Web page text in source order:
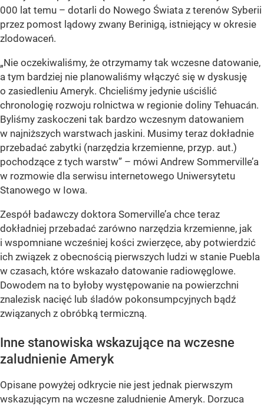
000 lat temu – dotarli do Nowego Świata z terenów Syberii
przez pomost lądowy zwany Berinigą, istniejący w okresie
zlodowaceń.
„Nie oczekiwaliśmy, że otrzymamy tak wczesne datowanie,
a tym bardziej nie planowaliśmy włączyć się w dyskusję
o zasiedleniu Ameryk. Chcieliśmy jedynie uściślić
chronologię rozwoju rolnictwa w regionie doliny Tehuacán.
Byliśmy zaskoczeni tak bardzo wczesnym datowaniem
w najniższych warstwach jaskini. Musimy teraz dokładnie
przebadać zabytki (narzędzia krzemienne, przyp. aut.)
pochodzące z tych warstw” – mówi Andrew Sommerville’a
w rozmowie dla serwisu internetowego Uniwersytetu
Stanowego w Iowa.
Zespół badawczy doktora Somerville’a chce teraz
dokładniej przebadać zarówno narzędzia krzemienne, jak
i wspomniane wcześniej kości zwierzęce, aby potwierdzić
ich związek z obecnością pierwszych ludzi w stanie Puebla
w czasach, które wskazało datowanie radiowęglowe.
Dowodem na to byłoby występowanie na powierzchni
znalezisk nacięć lub śladów pokonsumpcyjnych bądź
związanych z obróbką termiczną.
Inne stanowiska wskazujące na wczesne
zaludnienie Ameryk
Opisane powyżej odkrycie nie jest jednak pierwszym
wskazującym na wczesne zaludnienie Ameryk. Dorzuca